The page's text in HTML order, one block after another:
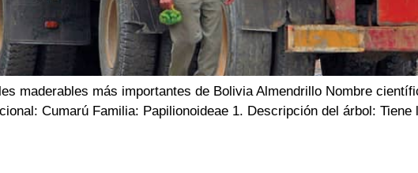
maderables más importantes de Bolivia
Cumarú Familia: Papilionoideae 1. Descripción del árbol: